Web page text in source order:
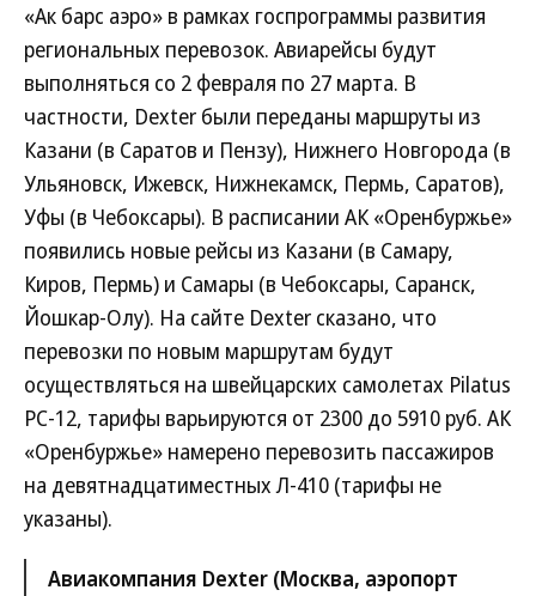
«Ак барс аэро» в рамках госпрограммы развития
региональных перевозок. Авиарейсы будут
выполняться со 2 февраля по 27 марта. В
частности, Dexter были переданы маршруты из
Казани (в Саратов и Пензу), Нижнего Новгорода (в
Ульяновск, Ижевск, Нижнекамск, Пермь, Саратов),
Уфы (в Чебоксары). В расписании АК «Оренбуржье»
появились новые рейсы из Казани (в Самару,
Киров, Пермь) и Самары (в Чебоксары, Саранск,
Йошкар-Олу). На сайте Dexter сказано, что
перевозки по новым маршрутам будут
осуществляться на швейцарских самолетах Pilatus
PC-12, тарифы варьируются от 2300 до 5910 руб. АК
«Оренбуржье» намерено перевозить пассажиров
на девятнадцатиместных Л-410 (тарифы не
указаны).
Авиакомпания Dexter (Москва, аэропорт